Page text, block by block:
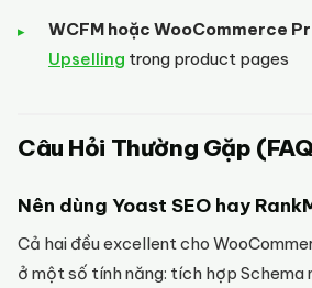
WCFM hoặc WooCommerce
Upselling trong product pages
Câu Hỏi Thường Gặp
Nên dùng Yoast SEO hay
Cả hai đều excellent cho
ở một số tính năng: tích hợp